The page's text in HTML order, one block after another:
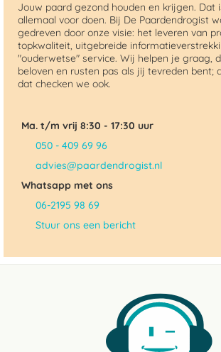
Jouw paard gezond houden en krijgen. Dat
allemaal voor doen. Bij De Paardendrogist
gedreven door onze visie: het leveren van
topkwaliteit, uitgebreide
"ouderwetse" service. Wij helpen je graag,
beloven en rusten pas als jij tevreden bent;
dat checken we ook.
Ma. t/m vrij 8:30 - 17:30 uur
050 - 409 69 96
advies@paardendrogist.nl
Whatsapp met ons
06-2195 98 69
Stuur ons een bericht